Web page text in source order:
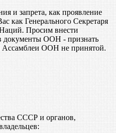
и запрета, как проявление
как Генерального Секретаря
Просим внести
документы ООН - признать
Ассамблеи ООН не принятой.
СССР и органов,